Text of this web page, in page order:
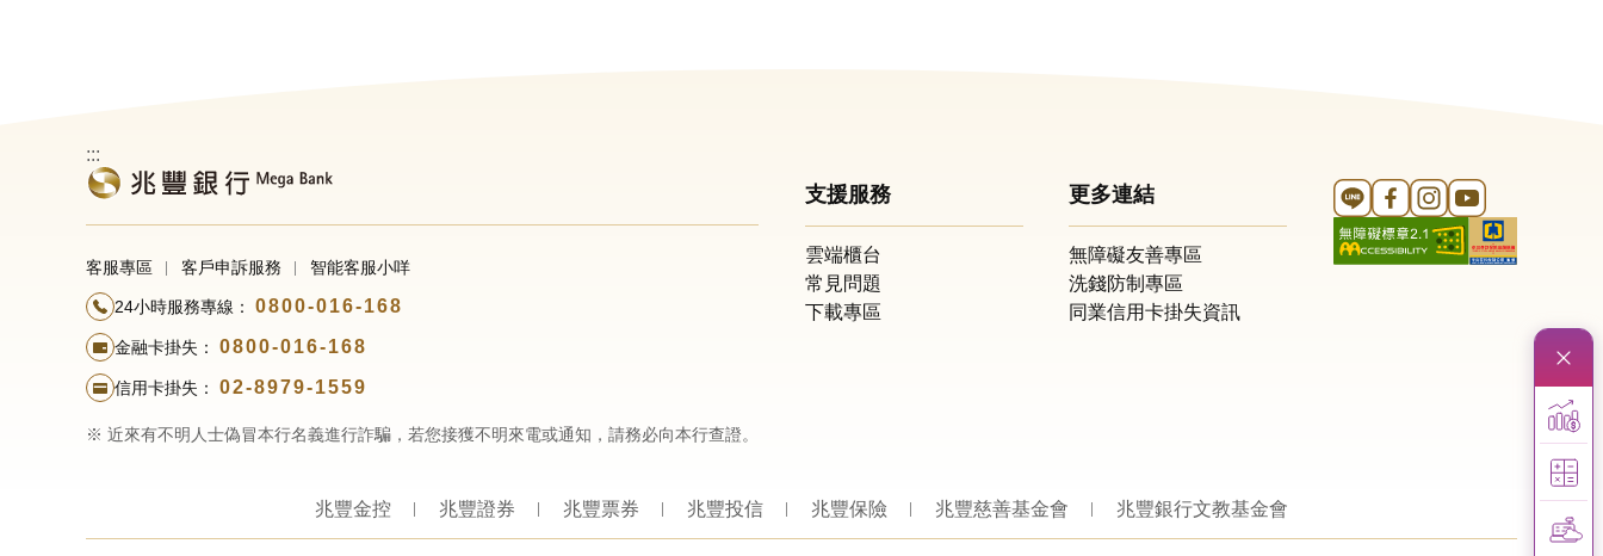
:::
客服專區 客戶申訴服務 智能客服小咩
24小時服務專線： 0800-016-168
金融卡掛失： 0800-016-168
信用卡掛失： 02-8979-1559
※ 近來有不明人士偽冒本行名義進行詐騙，若您接獲不明來電或通知，請務必向本行查證。
支援服務
雲端櫃台
常見問題
下載專區
更多連結
無障礙友善專區
洗錢防制專區
同業信用卡掛失資訊
Line 官方帳號
FB 官方帳號
Instagram 官方帳號
YouTube 官方帳號
兆豐金控 兆豐證券 兆豐票券 兆豐投信 兆豐保險 兆豐慈善基金會 兆豐銀行文教基金會